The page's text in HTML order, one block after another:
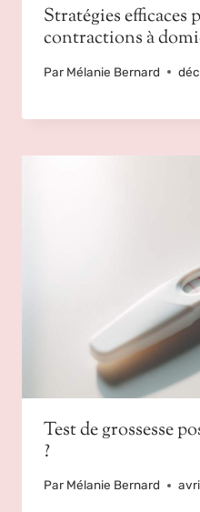
Stratégies efficaces
contractions à
Par Mélanie Bernard
Test de grossesse
?
Par Mélanie Bernard